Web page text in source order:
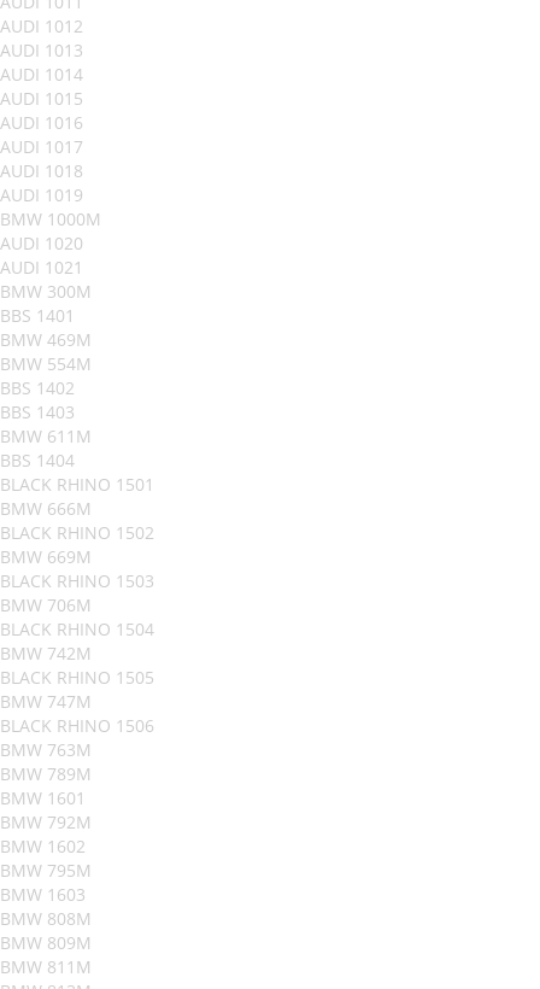
AUDI 1012
AUDI 1013
AUDI 1014
AUDI 1015
AUDI 1016
AUDI 1017
AUDI 1018
AUDI 1019
BMW 1000M
AUDI 1020
AUDI 1021
BMW 300M
BBS 1401
BMW 469M
BMW 554M
BBS 1402
BBS 1403
BMW 611M
BBS 1404
BLACK RHINO 1501
BMW 666M
BLACK RHINO 1502
BMW 669M
BLACK RHINO 1503
BMW 706M
BLACK RHINO 1504
BMW 742M
BLACK RHINO 1505
BMW 747M
BLACK RHINO 1506
BMW 763M
BMW 789M
BMW 1601
BMW 792M
BMW 1602
BMW 795M
BMW 1603
BMW 808M
BMW 809M
BMW 811M